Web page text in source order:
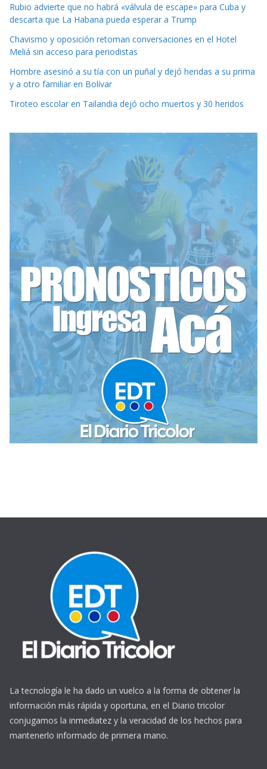
Rubio advierte que no habrá «válvula de escape» para Cuba y
descarta que La Habana pueda esperar a Trump
Chavismo y oposición retoman conversaciones en el Hotel
Meliá sin acceso para periodistas
Hombre asesinó a su tía con un puñal y dejó heridas a su prima
y a otro familiar en Bolívar
Tiroteo escolar en Tailandia dejó ocho muertos y 30 heridos
La tecnología le ha dado un vuelco a la forma de obtener la
información más rápida y oportuna, en el Diario tricolor
conjugamos la inmediatez y la veracidad de los hechos para
mantenerlo informado de primera mano.